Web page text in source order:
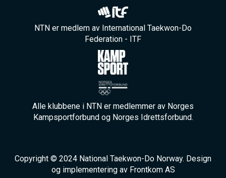
NTN er medlem av International Taekwon-Do
Federation - ITF
Alle klubbene i NTN er medlemmer av Norges
Kampsportforbund og Norges Idrettsforbund.
Copyright © 2024 National Taekwon-Do Norway. Design
og implementering av Frontkom AS